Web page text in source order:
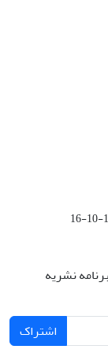
نشریه
اشتراک